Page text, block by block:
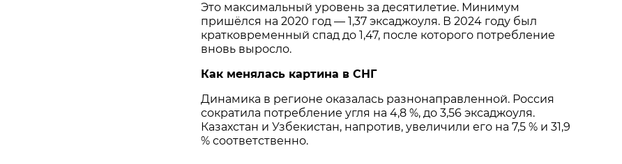
Это максимальный уровень за десятилетие. Минимум
пришёлся на 2020 год — 1,37 эксаджоуля. В 2024 году был
кратковременный спад до 1,47, после которого потребление
вновь выросло.
Как менялась картина в СНГ
Динамика в регионе оказалась разнонаправленной. Россия
сократила потребление угля на 4,8 %, до 3,56 эксаджоуля.
Казахстан и Узбекистан, напротив, увеличили его на 7,5 % и 31,9
% соответственно.